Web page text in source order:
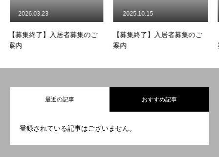
ご
【募集終了】入居者募集のご
2025.10.15
【募集終了】入居者募集の
2025.07.04
最近の記事 おすすめ記事
登録されている記事はございません。